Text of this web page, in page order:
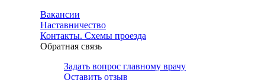
Вакансии
Наставничество
Контакты. Схемы проезда
Обратная связь
Задать вопрос главному врачу
Оставить отзыв